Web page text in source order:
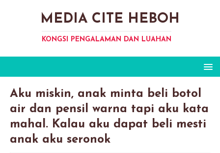
MEDIA CITE HEBOH
KONGSI PENGALAMAN DAN LUAHAN
Aku miskin, anak minta beli botol
air dan pensil warna tapi aku kata
mahal. Kalau aku dapat beli mesti
anak aku seronok